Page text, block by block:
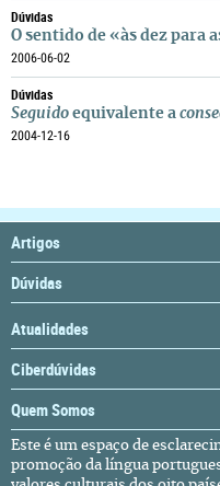
Dúvidas
O sentido de «às dez para
2006-06-02
Dúvidas
Seguido equivalente a
2004-12-16
Artigos
Dúvidas
Atualidades
Ciberdúvidas
Quem Somos
Este é um espaço de
promoção da língua